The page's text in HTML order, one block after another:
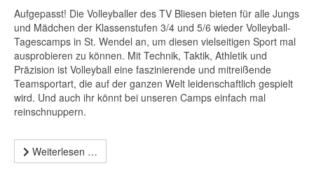
Aufgepasst! Die Volleyballer des TV Bliesen bieten für alle Jungs
und Mädchen der Klassenstufen 3/4 und 5/6 wieder Volleyball-
Tagescamps in St. Wendel an, um diesen vielseitigen Sport mal
ausprobieren zu können. Mit Technik, Taktik, Athletik und
Präzision ist Volleyball eine faszinierende und mitreißende
Teamsportart, die auf der ganzen Welt leidenschaftlich gespielt
wird. Und auch ihr könnt bei unseren Camps einfach mal
reinschnuppern.
Weiterlesen …